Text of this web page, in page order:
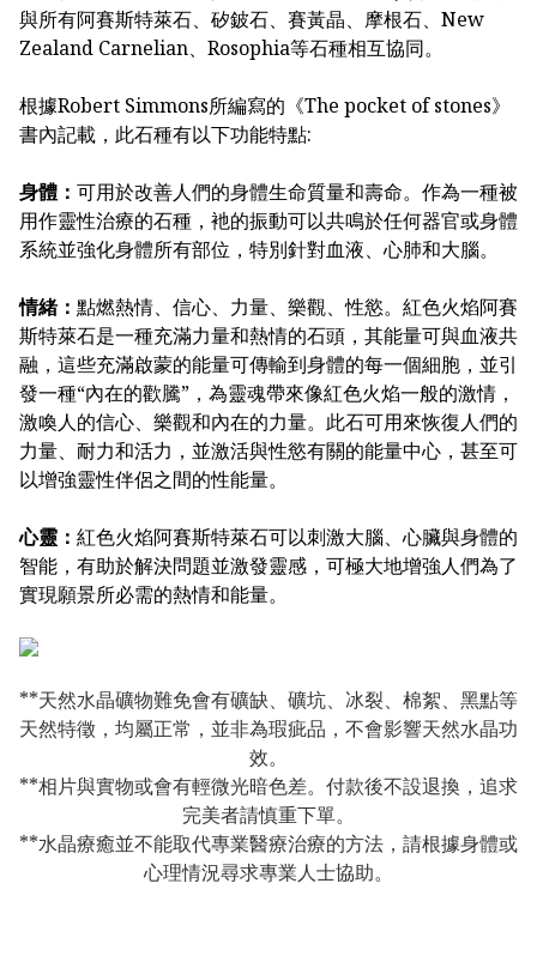
與所有阿賽斯特萊石、矽鈹石、賽黃晶、摩根石、New
Zealand Carnelian、Rosophia等石種相互協同。
根據Robert Simmons所編寫的《The pocket of stones》
書內記載，此石種有以下功能特點:
身體： 可用於改善人們的身體生命質量和壽命。作為一種被
用作靈性治療的石種，衪的振動可以共鳴於任何器官或身體
系統並強化身體所有部位，特別針對血液、心肺和大腦。
情緒： 點燃熱情、信心、力量、樂觀、性慾。紅色火焰阿賽
斯特萊石是一種充滿力量和熱情的石頭，其能量可與血液共
融，這些充滿啟蒙的能量可傳輸到身體的每一個細胞，並引
發一種“內在的歡騰”，為靈魂帶來像紅色火焰一般的激情，
激喚人的信心、樂觀和內在的力量。此石可用來恢復人們的
力量、耐力和活力，並激活與性慾有關的能量中心，甚至可
以增強靈性伴侶之間的性能量。
心靈： 紅色火焰阿賽斯特萊石可以刺激大腦、心臟與身體的
智能，有助於解決問題並激發靈感，可極大地增強人們為了
實現願景所必需的熱情和能量。
**天然水晶礦物難免會有礦缺、礦坑、冰裂、棉絮、黑點等
天然特徵，均屬正常，並非為瑕疵品，不會影響天然水晶功
效。
**相片與實物或會有輕微光暗色差。付款後不設退換，追求
完美者請慎重下單。
**水晶療癒並不能取代專業醫療治療的方法，請根據身體或
心理情況尋求專業人士協助。